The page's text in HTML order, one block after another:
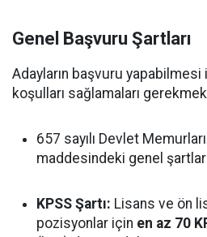
Genel Başvuru Şartları
Adayların başvuru yapabilmesi
koşulları sağlamaları
657 sayılı Devlet
maddesindeki genel
KPSS Şartı: Lisans ve ön
pozisyonlar için en az 70